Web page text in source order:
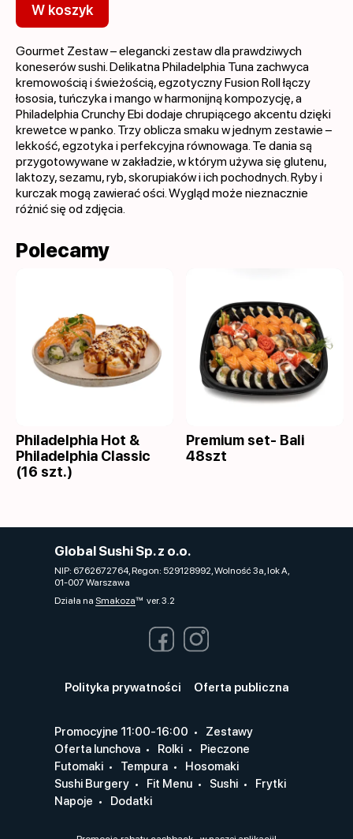
W koszyk
Gourmet Zestaw – elegancki zestaw dla prawdziwych
koneserów sushi. Delikatna Philadelphia Tuna zachwyca
kremowością i świeżością, egzotyczny Fusion Roll łączy
łososia, tuńczyka i mango w harmonijną kompozycję, a
Philadelphia Crunchy Ebi dodaje chrupiącego akcentu dzięki
krewetce w panko. Trzy oblicza smaku w jednym zestawie –
lekkość, egzotyka i perfekcyjna równowaga. Te dania są
przygotowywane w zakładzie, w którym używa się glutenu,
laktozy, sezamu, ryb, skorupiaków i ich pochodnych. Ryby i
kurczak mogą zawierać ości. Wygląd może nieznacznie
różnić się od zdjęcia.
Polecamy
Philadelphia Hot &
Philadelphia Classic
(16 szt.)
Premium set- Bali
48szt
Global Sushi Sp. z o.o.
NIP: 6762672764, Regon: 529128992, Wolność 3a, lok A,
01-007 Warszawa
Działa na Smakozaver. 3.2
Polityka prywatności Oferta publiczna
Promocyjne 11:00-16:00
Zestawy
Oferta lunchova
Rolki
Pieczone
Futomaki
Tempura
Hosomaki
Sushi Burgery
Fit Menu Sushi
Frytki
Napoje
Dodatki